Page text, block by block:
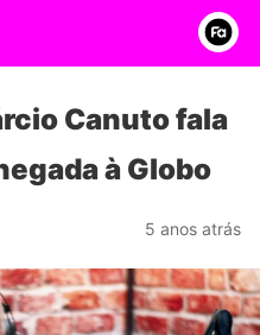
Canuto fala
à Globo
5 anos atrás